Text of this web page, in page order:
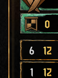
0
6 12
1 12